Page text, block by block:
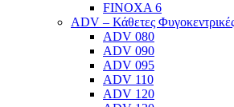
FINOXA 6
ADV – Κάθετες
ADV 080
ADV 090
ADV 095
ADV 110
ADV 120